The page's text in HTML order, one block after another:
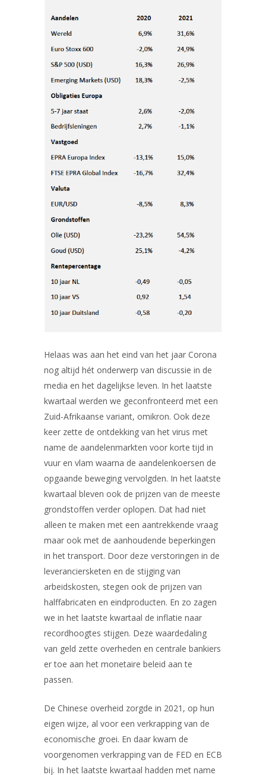
Helaas was aan het eind van het jaar Corona
nog altijd hét onderwerp van discussie in de
media en het dagelijkse leven. In het laatste
kwartaal werden we geconfronteerd met een
Zuid-Afrikaanse variant, omikron. Ook deze
keer zette de ontdekking van het virus met
name de aandelenmarkten voor korte tijd in
vuur en vlam waarna de aandelenkoersen de
opgaande beweging vervolgden. In het laatste
kwartaal bleven ook de prijzen van de meeste
grondstoffen verder oplopen. Dat had niet
alleen te maken met een aantrekkende vraag
maar ook met de aanhoudende beperkingen
in het transport. Door deze verstoringen in de
leveranciersketen en de stijging van
arbeidskosten, stegen ook de prijzen van
halffabricaten en eindproducten. En zo zagen
we in het laatste kwartaal de inflatie naar
recordhoogtes stijgen. Deze waardedaling
van geld zette overheden en centrale bankiers
er toe aan het monetaire beleid aan te
passen.
De Chinese overheid zorgde in 2021, op hun
eigen wijze, al voor een verkrapping van de
economische groei. En daar kwam de
voorgenomen verkrapping van de FED en ECB
bij. In het laatste kwartaal hadden met name